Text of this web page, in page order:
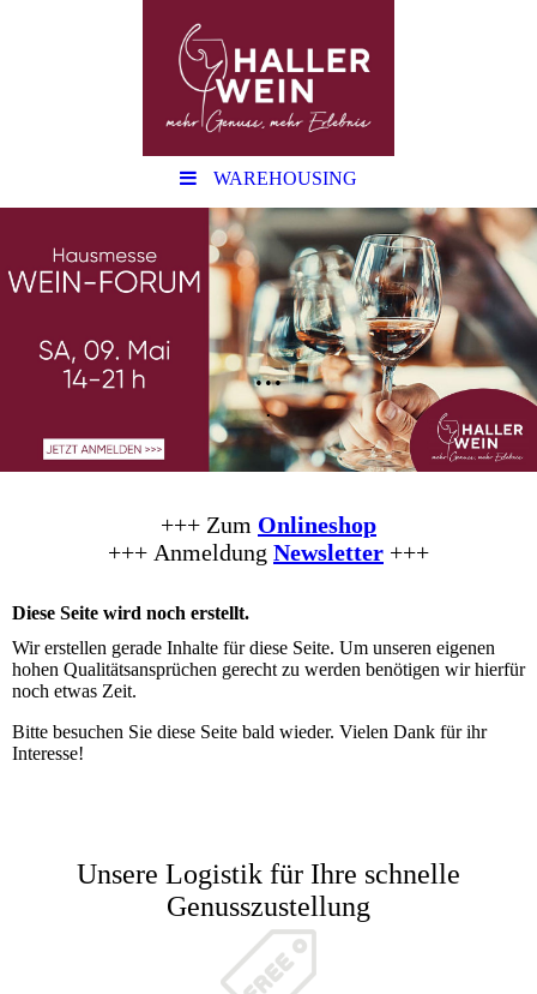
WAREHOUSING
...
.
+++ Zum Onlineshop
+++ Anmeldung Newsletter +++
Diese Seite wird noch erstellt.
Wir erstellen gerade Inhalte für diese Seite. Um unseren eigenen
hohen Qualitätsansprüchen gerecht zu werden benötigen wir hierfür
noch etwas Zeit.
Bitte besuchen Sie diese Seite bald wieder. Vielen Dank für ihr
Interesse!
Unsere Logistik für Ihre schnelle
Genusszustellung